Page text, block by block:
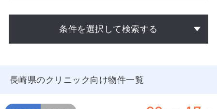
条件を選択して検索する
長崎県のクリニック向け物件一覧